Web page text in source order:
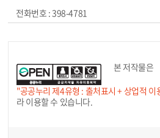
398-4781
본 저작물은
"공공누리 제4유형 : 출처표시 + 상업적 이
라 이용할 수 있습니다.